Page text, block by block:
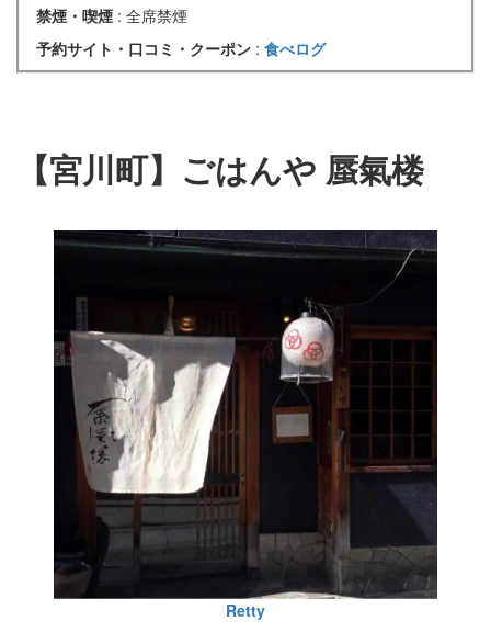
禁煙・喫煙 : 全席禁煙
予約サイト・口コミ・クーポン : 食べログ
【宮川町】ごはんや 蜃氣楼
Retty